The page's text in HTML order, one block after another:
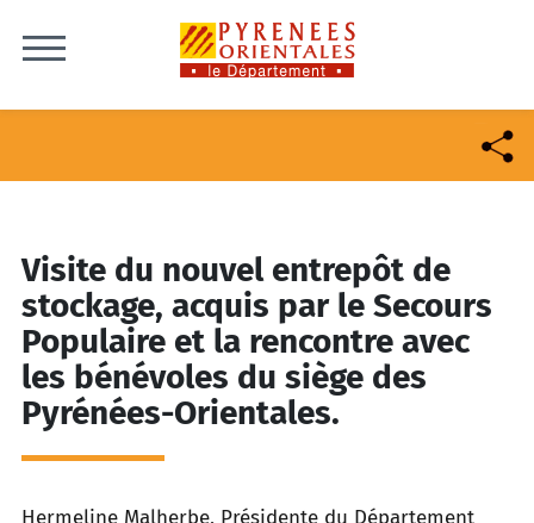
Visite du nouvel entrepôt de
stockage, acquis par le Secours
Populaire et la rencontre avec
les bénévoles du siège des
Pyrénées-Orientales.
Hermeline Malherbe, Présidente du Département